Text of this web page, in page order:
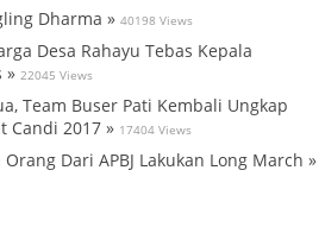
Dharma » 40198 Views
Desa Rahayu Tebas Kepala
» 22045 Views
Team Buser Pati Kembali Ungkap
Candi 2017 » 17404 Views
Dari APBJ Lakukan Long March »